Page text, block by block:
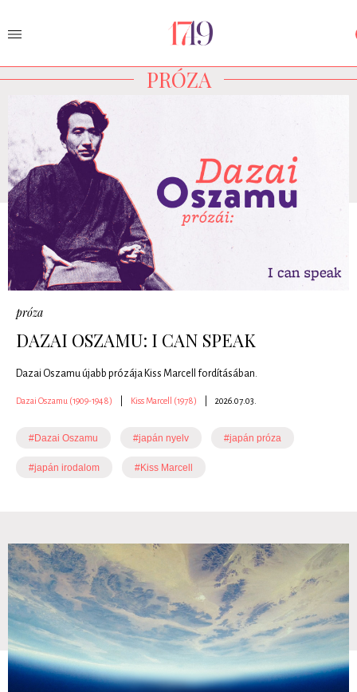
PRÓZA
próza
DAZAI OSZAMU: I CAN SPEAK
Dazai Oszamu újabb prózája Kiss Marcell fordításában.
Dazai Oszamu (1909-1948) Kiss Marcell (1978) 2026.07.03.
#Dazai Oszamu #japán nyelv #japán próza
#japán irodalom #Kiss Marcell